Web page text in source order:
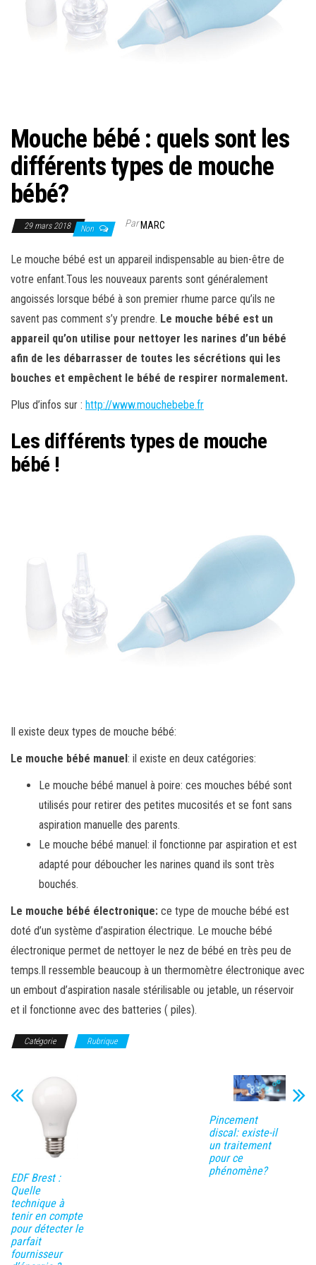
Mouche bébé : quels sont les
différents types de mouche
bébé?
29 mars 2018 Non ParMARC
Le mouche bébé est un appareil indispensable au bien-être de
votre enfant.Tous les nouveaux parents sont généralement
angoissés lorsque bébé à son premier rhume parce qu’ils ne
savent pas comment s’y prendre. Le mouche bébé est un
appareil qu’on utilise pour nettoyer les narines d’un bébé
afin de les débarrasser de toutes les sécrétions qui les
bouches et empêchent le bébé de respirer normalement.
Plus d’infos sur : http://www.mouchebebe.fr
Les différents types de mouche
bébé !
Il existe deux types de mouche bébé:
Le mouche bébé manuel: il existe en deux catégories:
Le mouche bébé manuel à poire: ces mouches bébé sont
utilisés pour retirer des petites mucosités et se font sans
aspiration manuelle des parents.
Le mouche bébé manuel: il fonctionne par aspiration et est
adapté pour déboucher les narines quand ils sont très
bouchés.
Le mouche bébé électronique: ce type de mouche bébé est
doté d’un système d’aspiration électrique. Le mouche bébé
électronique permet de nettoyer le nez de bébé en très peu de
temps.Il ressemble beaucoup à un thermomètre électronique avec
un embout d’aspiration nasale stérilisable ou jetable, un réservoir
et il fonctionne avec des batteries ( piles).
Catégorie Rubrique
EDF Brest :
Quelle
technique à
tenir en compte
pour détecter le
parfait
fournisseur
Pincement
discal: existe-il
un traitement
pour ce
phénomène?